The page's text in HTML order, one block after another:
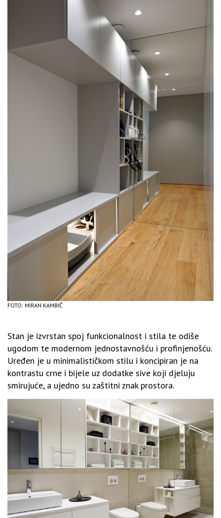
FOTO: MIRAN KAMBIČ
Stan je izvrstan spoj funkcionalnost i stila te odiše
ugodom te modernom jednostavnošću i profinjenošću.
Uređen je u minimalističkom stilu i koncipiran je na
kontrastu crne i bijele uz dodatke sive koji djeluju
smirujuće, a ujedno su zaštitni znak prostora.